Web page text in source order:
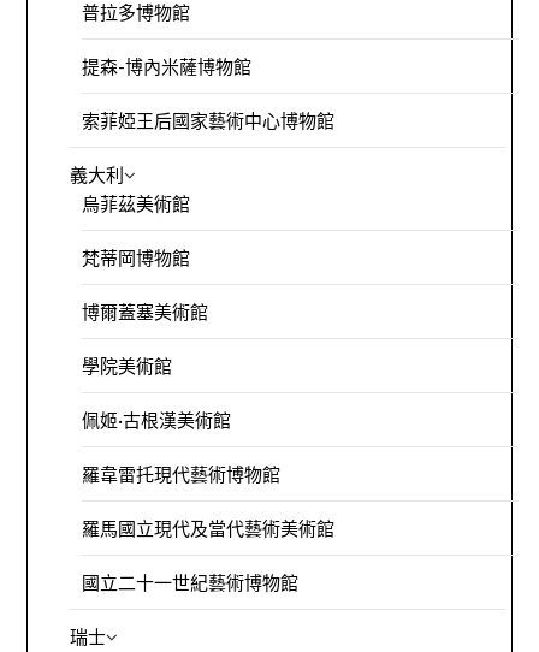
普拉多博物館
提森-博內米薩博物館
索菲婭王后國家藝術中心博物館
義大利
烏菲茲美術館
梵蒂岡博物館
博爾蓋塞美術館
學院美術館
佩姬·古根漢美術館
羅韋雷托現代藝術博物館
羅馬國立現代及當代藝術美術館
國立二十一世紀藝術博物館
瑞士